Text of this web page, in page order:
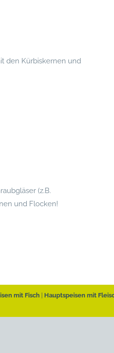
den Kürbiskernen und
(z.B.
und Flocken!
mit Fisch Hauptspeisen mit